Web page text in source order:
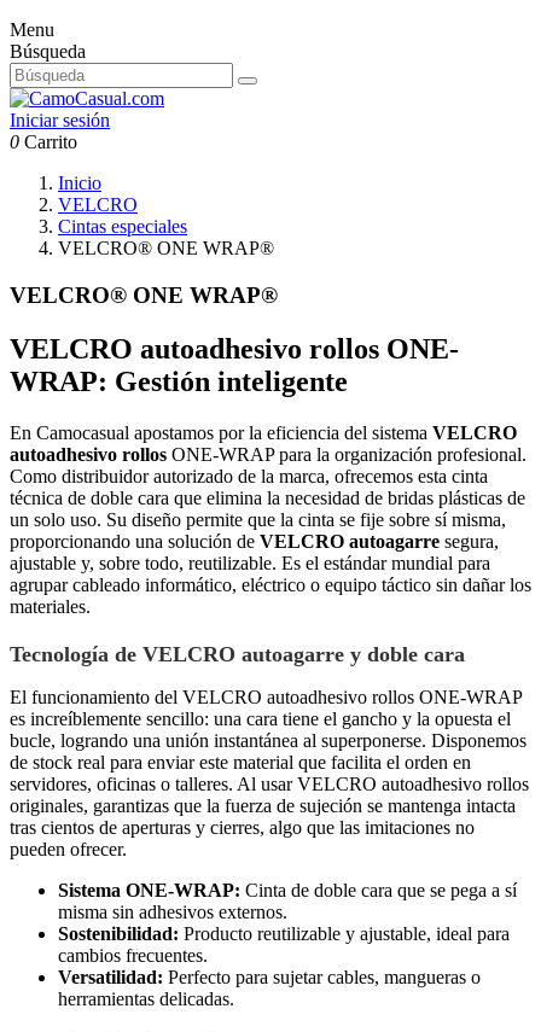
Menu
Búsqueda
Iniciar sesión
0 Carrito
Inicio
VELCRO
Cintas especiales
VELCRO® ONE WRAP®
VELCRO® ONE WRAP®
VELCRO autoadhesivo rollos ONE-
WRAP: Gestión inteligente
En Camocasual apostamos por la eficiencia del sistema VELCRO
autoadhesivo rollos ONE-WRAP para la organización profesional.
Como distribuidor autorizado de la marca, ofrecemos esta cinta
técnica de doble cara que elimina la necesidad de bridas plásticas de
un solo uso. Su diseño permite que la cinta se fije sobre sí misma,
proporcionando una solución de VELCRO autoagarre segura,
ajustable y, sobre todo, reutilizable. Es el estándar mundial para
agrupar cableado informático, eléctrico o equipo táctico sin dañar los
materiales.
Tecnología de VELCRO autoagarre y doble cara
El funcionamiento del VELCRO autoadhesivo rollos ONE-WRAP
es increíblemente sencillo: una cara tiene el gancho y la opuesta el
bucle, logrando una unión instantánea al superponerse. Disponemos
de stock real para enviar este material que facilita el orden en
servidores, oficinas o talleres. Al usar VELCRO autoadhesivo rollos
originales, garantizas que la fuerza de sujeción se mantenga intacta
tras cientos de aperturas y cierres, algo que las imitaciones no
pueden ofrecer.
Sistema ONE-WRAP: Cinta de doble cara que se pega a sí
misma sin adhesivos externos.
Sostenibilidad: Producto reutilizable y ajustable, ideal para
cambios frecuentes.
Versatilidad: Perfecto para sujetar cables, mangueras o
herramientas delicadas.